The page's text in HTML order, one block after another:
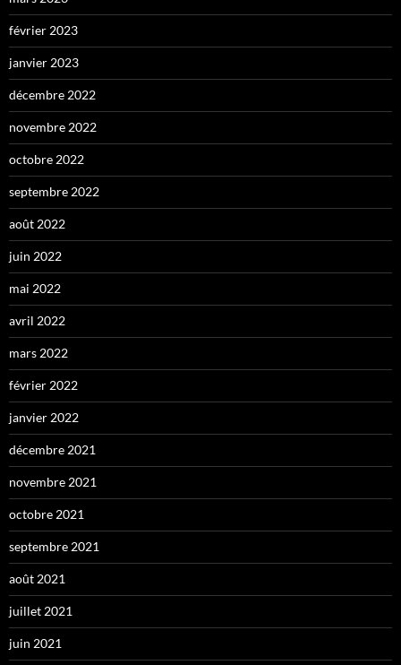
février 2023
janvier 2023
décembre 2022
novembre 2022
octobre 2022
septembre 2022
août 2022
juin 2022
mai 2022
avril 2022
mars 2022
février 2022
janvier 2022
décembre 2021
novembre 2021
octobre 2021
septembre 2021
août 2021
juillet 2021
juin 2021